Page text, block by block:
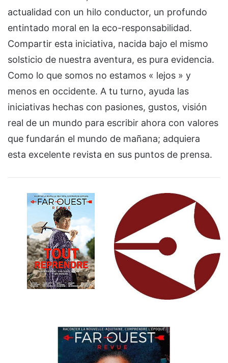
actualidad con un hilo conductor, un profundo
entintado moral en la eco-responsabilidad.
Compartir esta iniciativa, nacida bajo el mismo
solsticio de nuestra aventura, es pura evidencia.
Como lo que somos no estamos « lejos » y
menos en occidente. A tu turno, ayuda las
iniciativas hechas con pasiones, gustos, visión
real de un mundo para escribir ahora con valores
que fundarán el mundo de mañana; adquiera
esta excelente revista en sus puntos de prensa.